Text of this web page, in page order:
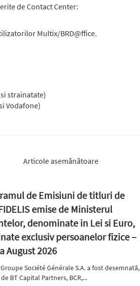
de Contact Center:
Multix/BRD@ffice.
strainatate)
Vodafone)
Articole asemănătoare
de Emisiuni de titluri de
emise de Ministerul
denominate in Lei si Euro,
exclusiv persoanelor fizice –
August 2026
Groupe Société Générale S.A. a fost desemnată,
BT Capital Partners, BCR,...